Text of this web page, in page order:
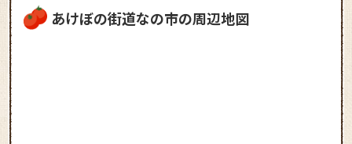
あけぼの街道なの市の周辺地図